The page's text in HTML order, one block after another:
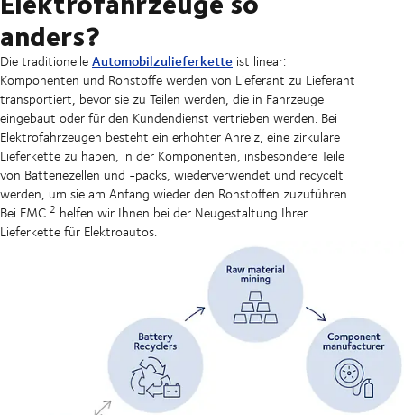
anders?
Die traditionelleAutomobilzulieferkette ist linear:
Komponenten und Rohstoffe werden von Lieferant zu Lieferant
transportiert, bevor sie zu Teilen werden, die in Fahrzeuge
eingebaut oder für den Kundendienst vertrieben werden. Bei
Elektrofahrzeugen besteht ein erhöhter Anreiz, eine zirkuläre
Lieferkette zu haben, in der Komponenten, insbesondere Teile
von Batteriezellen und -packs, wiederverwendet und recycelt
werden, um sie am Anfang wieder den Rohstoffen zuzuführen.
Bei EMC 2 helfen wir Ihnen bei der Neugestaltung Ihrer
Lieferkette für Elektroautos.